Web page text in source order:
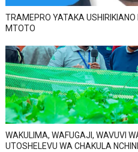
TRAMEPRO YATAKA
MTOTO
WAKULIMA, WAFUGAJI, WAVUVI
UTOSHELEVU WA CHAKULA NCHINI